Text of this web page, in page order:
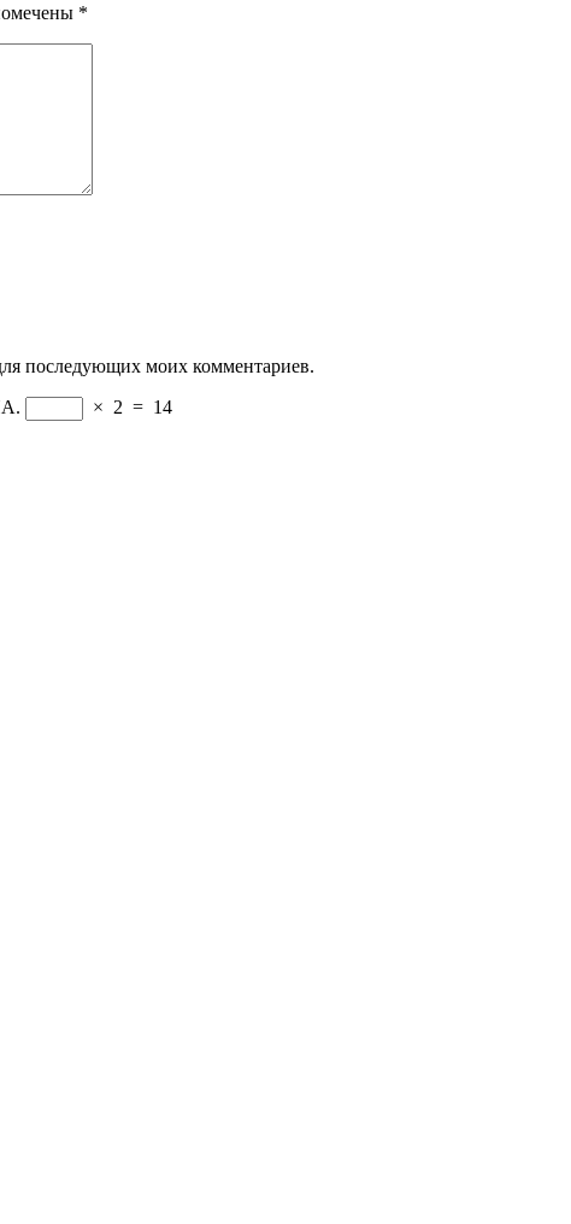
*
последующих моих комментариев.
× 2 = 14